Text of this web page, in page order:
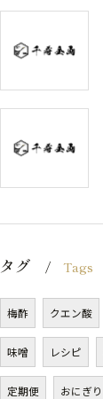
タグ Tags
梅酢 クエン酸
味噌 レシピ
定期便 おにぎり